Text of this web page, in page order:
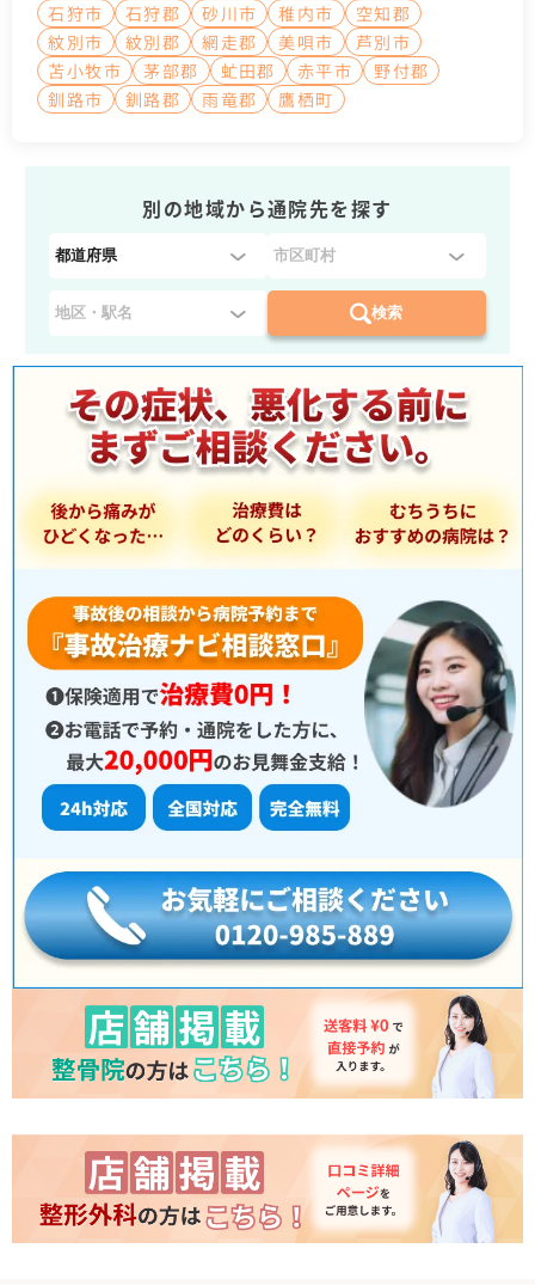
石狩市
石狩郡 砂川市 稚内市
空知郡
紋別市
紋別郡 網走郡 美唄市
芦別市
苫小牧市
茅部郡 虻田郡 赤平市
野付郡
釧路市
釧路郡 雨竜郡 鷹栖町
別の地域から通院先を探す
都
県
を
選
択
：
検索